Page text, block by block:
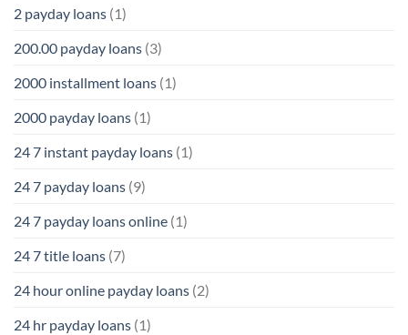
2 payday loans (1)
200.00 payday loans (3)
2000 installment loans (1)
2000 payday loans (1)
24 7 instant payday loans (1)
24 7 payday loans (9)
24 7 payday loans online (1)
24 7 title loans (7)
24 hour online payday loans (2)
24 hr payday loans (1)